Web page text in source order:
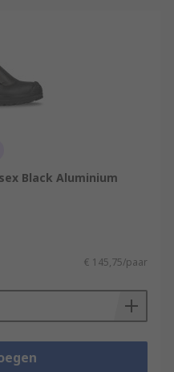
Black Aluminium
€ 145,75/paar